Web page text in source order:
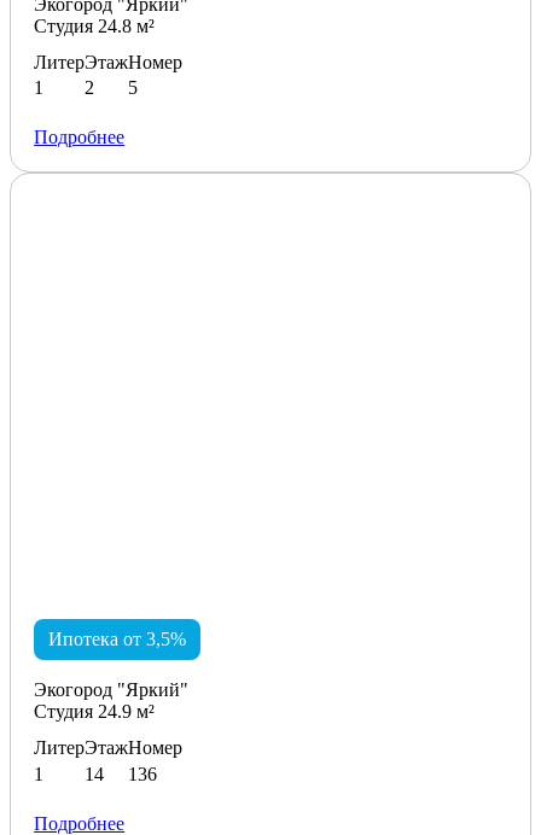
Студия 24.8 м²
Литер
1
Этаж
2
Номер
5
Подробнее
Ипотека от 3,5%
Экогород "Яркий"
Студия 24.9 м²
Литер
1
Этаж
14
Номер
136
Подробнее